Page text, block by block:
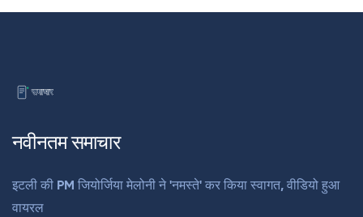
नवीनतम समाचार
इटली की PM जियोर्जिया मेलोनी ने 'नमस्ते' कर किया स्वागत, वीडियो हुआ
वायरल